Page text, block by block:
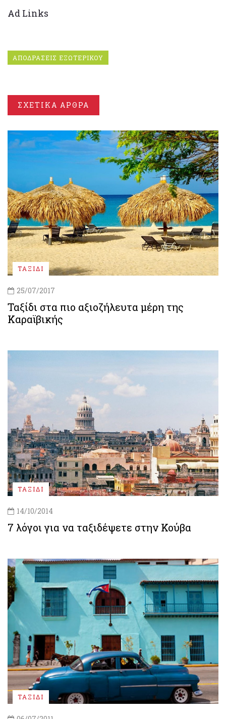
Ad Links
ΑΠΟΔΡΑΣΕΙΣ ΕΞΩΤΕΡΙΚΟΥ
ΣΧΕΤΙΚΑ ΑΡΘΡΑ
ΤΑΞΙΔΙ
25/07/2017
Ταξίδι στα πιο αξιοζήλευτα μέρη της
Καραϊβικής
ΤΑΞΙΔΙ
14/10/2014
7 λόγοι για να ταξιδέψετε στην Κούβα
ΤΑΞΙΔΙ